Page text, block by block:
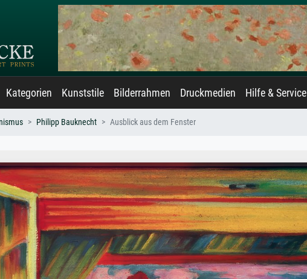
Kategorien Kunststile Bilderrahmen Druckmedien Hilfe & Service
Philipp Bauknecht Ausblick aus dem Fenster